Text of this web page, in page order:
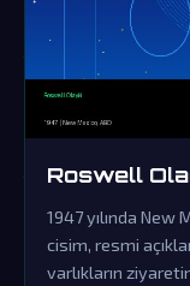
Roswell
1947 yılında New
cisim, resmi
varlıkların